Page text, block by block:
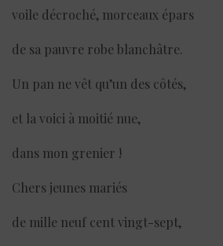
voile décroché, morceaux épars
de sa pauvre robe blanchâtre.
Un pan ne vêt qu’un des côtés,
et la voici à moitié nue,
dans mon grenier !
Chers jeunes mariés
de mille neuf cent vingt-sept,